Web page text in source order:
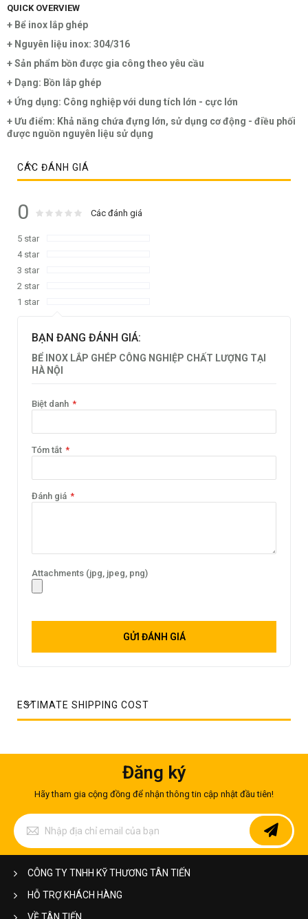
QUICK OVERVIEW
+ Bể inox lắp ghép
+ Nguyên liệu inox: 304/316
+ Sản phẩm bồn được gia công theo yêu cầu
+ Dạng: Bồn lắp ghép
+ Ứng dụng: Công nghiệp với dung tích lớn - cực lớn
+ Ưu điểm: Khả năng chứa đựng lớn, sử dụng cơ động - điều phối
được nguồn nguyên liệu sử dụng
CÁC ĐÁNH GIÁ
0 Rating: % of100
Các đánh giá
5 star
4 star
3 star
2 star
1 star
BẠN ĐANG ĐÁNH GIÁ:
BỂ INOX LẮP GHÉP CÔNG NGHIỆP CHẤT LƯỢNG TẠI
HÀ NỘI
Biệt danh
Tóm tắt
Đánh giá
Attachments (jpg, jpeg, png)
GỬI ĐÁNH GIÁ
ESTIMATE SHIPPING COST
Đăng ký
Hãy tham gia cộng đồng để nhận thông tin cập nhật đầu tiên!
Đăng
ký
để
nhận
tin
chúng
CÔNG TY TNHH KỸ THƯƠNG TÂN TIẾN
HỖ TRỢ KHÁCH HÀNG
VỀ TÂN TIẾN